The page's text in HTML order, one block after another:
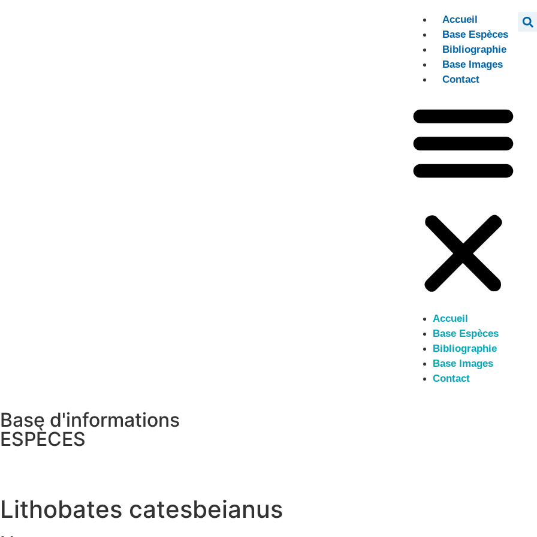
Accueil
Base Espèces
Bibliographie
Base Images
Contact
Accueil
Base Espèces
Bibliographie
Base Images
Contact
Base d'informations
ESPÈCES
Lithobates catesbeianus